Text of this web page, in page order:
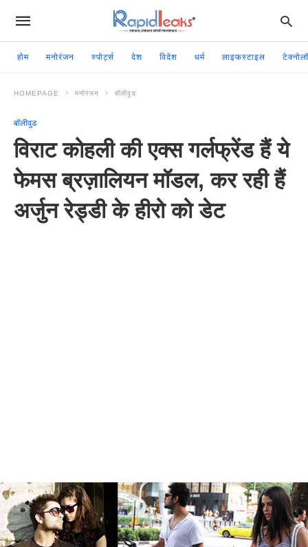
होम मनोरंजन स्पोर्ट्स देश विदेश धर्म लाइफस्टाइल
HOMEPAGE मनोरंजन बॉलीवुड
बॉलीवुड
विराट कोहली की एक्स गर्लफ्रेंड हैं ये
फेमस ब्रज़ालियन मॉडल, कर रही हैं
अर्जुन रेड्डी के हीरो को डेट